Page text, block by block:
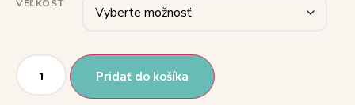
VEĽKOSŤ
Pridať do košíka